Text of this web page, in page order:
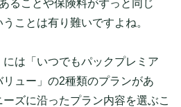
ることや保険料がずっと同じ
ことは有り難いですよね。
は「いつでもパックプレミア
ュー」の2種類のプランがあ
ズに沿ったプラン内容を選ぶこ